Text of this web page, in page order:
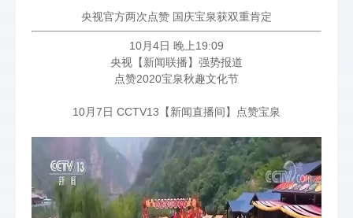
央视官方两次点赞 国庆宝泉获双重肯定
10月4日 晚上19:09
央视【新闻联播】强势报道
点赞2020宝泉秋趣文化节
10月7日 CCTV13【新闻直播间】点赞宝泉